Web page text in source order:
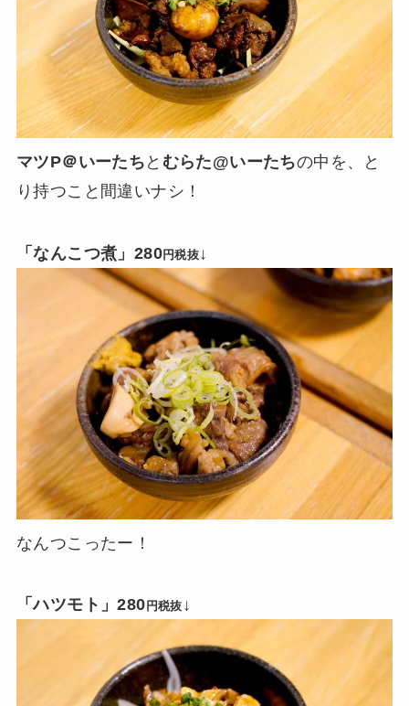
マツP＠いーたち と むらた@いーたちの中を、と
り持つこと間違いナシ！
「なんこつ煮」280円税抜↓
なんつこったー！
「ハツモト」280 円税抜 ↓